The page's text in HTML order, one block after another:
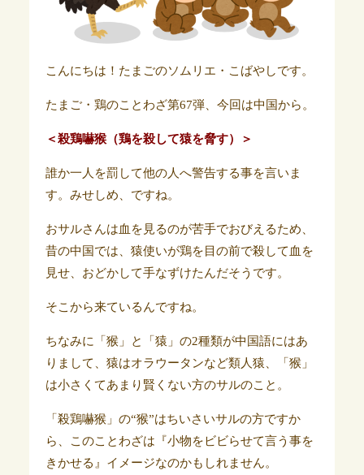
こんにちは！たまごのソムリエ・こばやしです。
たまご・鶏のことわざ第67弾、今回は中国から。
＜殺鶏嚇猴（鶏を殺して猿を脅す）＞
誰か一人を罰して他の人へ警告する事を言いま
す。みせしめ、ですね。
おサルさんは血を見るのが苦手でおびえるため、
昔の中国では、猿使いが鶏を目の前で殺して血を
見せ、おどかして手なずけたんだそうです。
そこから来ているんですね。
ちなみに「猴」と「猿」の2種類が中国語にはあ
りまして、猿はオラウータンなど類人猿、「猴」
は小さくてあまり賢くない方のサルのこと。
「殺鶏嚇猴」の“猴”はちいさいサルの方ですか
ら、このことわざは『小物をビビらせて言う事を
きかせる』イメージなのかもしれません。